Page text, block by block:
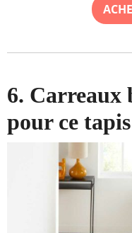
6. Carreaux
pour ce